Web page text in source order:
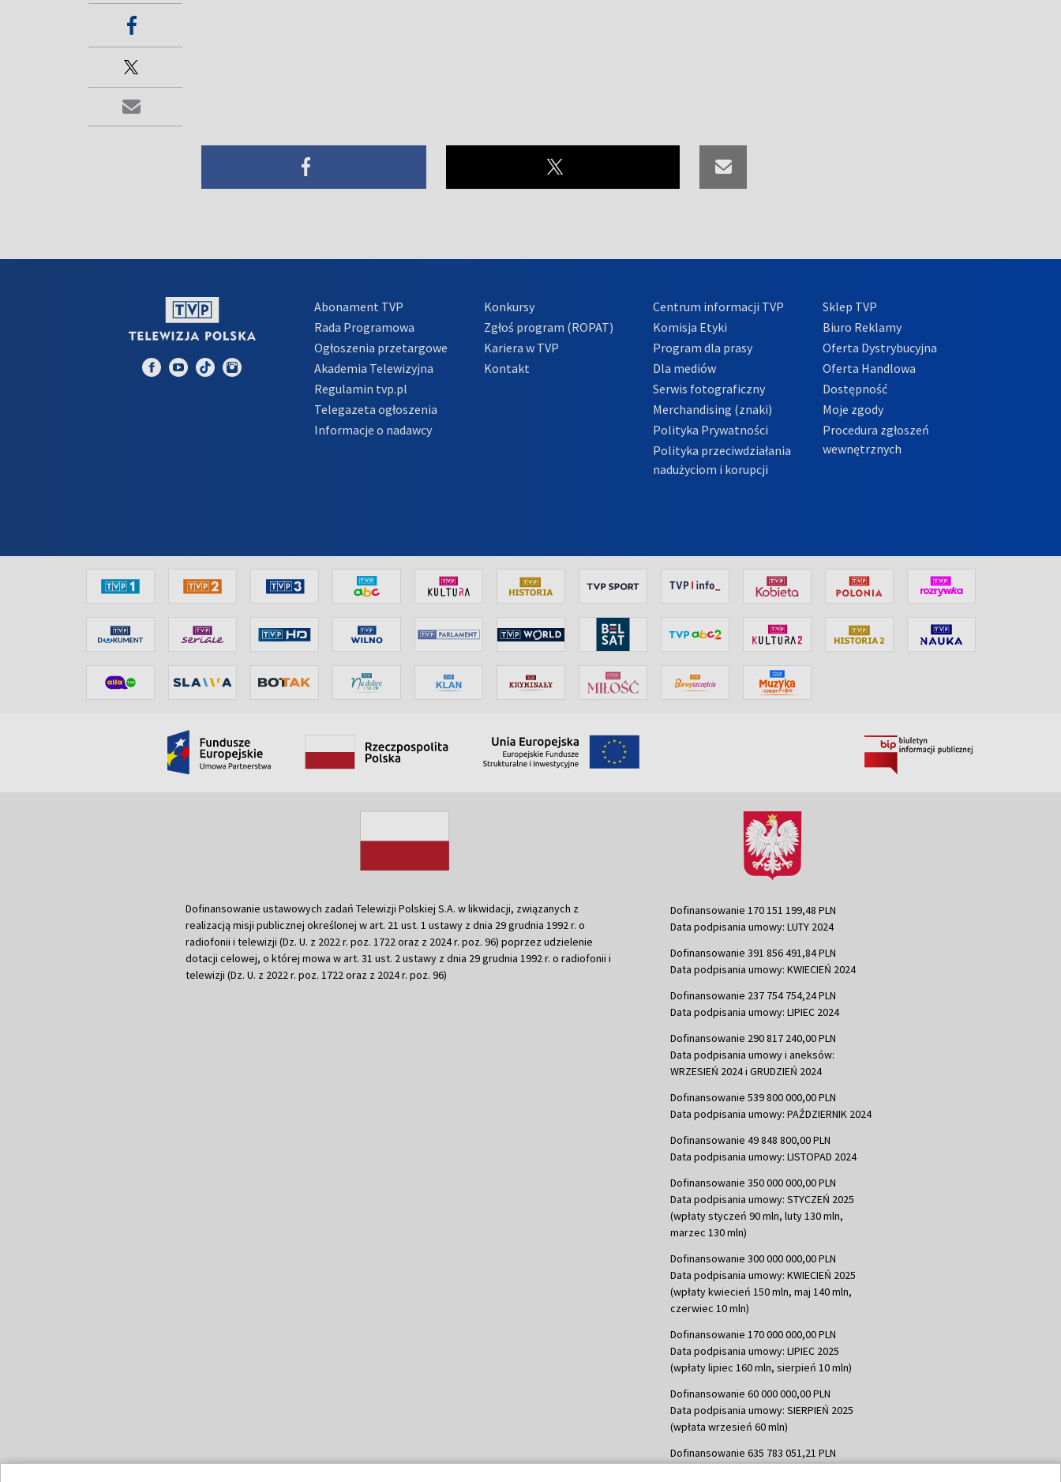
Abonament TVP
Rada Programowa
Ogłoszenia przetargowe
Akademia Telewizyjna
Regulamin tvp.pl
Telegazeta ogłoszenia
Informacje o nadawcy
Konkursy
Zgłoś program (ROPAT)
Kariera w TVP
Kontakt
Centrum informacji TVP
Komisja Etyki
Program dla prasy
Dla mediów
Serwis fotograficzny
Merchandising (znaki)
Polityka Prywatności
Polityka przeciwdziałania
nadużyciom i korupcji
Sklep TVP
Biuro Reklamy
Oferta Dystrybucyjna
Oferta Handlowa
Dostępność
Moje zgody
Procedura zgłoszeń
wewnętrznych
Dofinansowanie ustawowych zadań Telewizji Polskiej S.A. w likwidacji, związanych z
realizacją misji publicznej określonej w art. 21 ust. 1 ustawy z dnia 29 grudnia 1992 r. o
radiofonii i telewizji (Dz. U. z 2022 r. poz. 1722 oraz z 2024 r. poz. 96) poprzez udzielenie
dotacji celowej, o której mowa w art. 31 ust. 2 ustawy z dnia 29 grudnia 1992 r. o radiofonii i
telewizji (Dz. U. z 2022 r. poz. 1722 oraz z 2024 r. poz. 96)
Dofinansowanie 170 151 199,48 PLN
Data podpisania umowy: LUTY 2024
Dofinansowanie 391 856 491,84 PLN
Data podpisania umowy: KWIECIEŃ 2024
Dofinansowanie 237 754 754,24 PLN
Data podpisania umowy: LIPIEC 2024
Dofinansowanie 290 817 240,00 PLN
Data podpisania umowy i aneksów:
WRZESIEŃ 2024 i GRUDZIEŃ 2024
Dofinansowanie 539 800 000,00 PLN
Data podpisania umowy: PAŹDZIERNIK 2024
Dofinansowanie 49 848 800,00 PLN
Data podpisania umowy: LISTOPAD 2024
Dofinansowanie 350 000 000,00 PLN
Data podpisania umowy: STYCZEŃ 2025
(wpłaty styczeń 90 mln, luty 130 mln,
marzec 130 mln)
Dofinansowanie 300 000 000,00 PLN
Data podpisania umowy: KWIECIEŃ 2025
(wpłaty kwiecień 150 mln, maj 140 mln,
czerwiec 10 mln)
Dofinansowanie 170 000 000,00 PLN
Data podpisania umowy: LIPIEC 2025
(wpłaty lipiec 160 mln, sierpień 10 mln)
Dofinansowanie 60 000 000,00 PLN
Data podpisania umowy: SIERPIEŃ 2025
(wpłata wrzesień 60 mln)
Dofinansowanie 635 783 051,21 PLN